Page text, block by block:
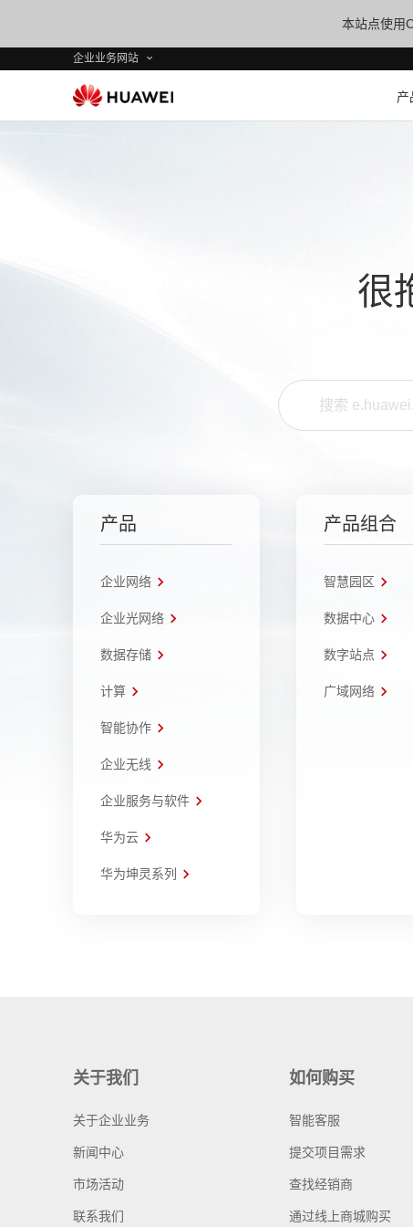
本站点使用
企业业务网站
产
很
产品
企业网络
企业光网络
数据存储
计算
智能协作
企业无线
企业服务与软件
华为云
华为坤灵系列
产品组合
智慧园区
数据中心
数字站点
广域网络
关于我们
关于企业业务
新闻中心
市场活动
联系我们
如何购买
智能客服
提交项目需求
查找经销商
通过线上商城购买